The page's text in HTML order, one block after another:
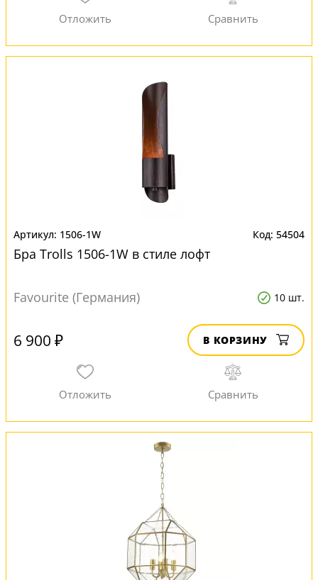
1506-1W 54504
Бра Trolls 1506-1W в стиле лофт
Favourite (Германия) 10 шт.
6 900 ₽ В КОРЗИНУ